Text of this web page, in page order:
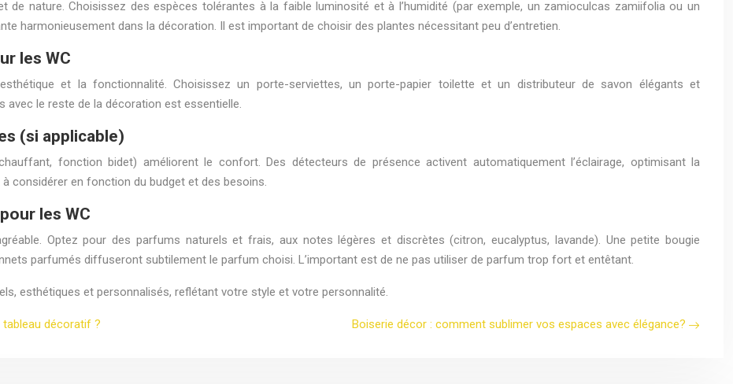
nature. Choisissez des espèces tolérantes à la faible luminosité et à l’humidité (par exemple, un zamioculcas zamiifolia ou un
harmonieusement dans la décoration. Il est important de choisir des plantes nécessitant peu d’entretien.
les WC
et la fonctionnalité. Choisissez un porte-serviettes, un porte-papier toilette et un distributeur de savon élégants et
avec le reste de la décoration est essentielle.
(si applicable)
fonction bidet) améliorent le confort. Des détecteurs de présence activent automatiquement l’éclairage, optimisant la
considérer en fonction du budget et des besoins.
les WC
Optez pour des parfums naturels et frais, aux notes légères et discrètes (citron, eucalyptus, lavande). Une petite bougie
parfumés diffuseront subtilement le parfum choisi. L’important est de ne pas utiliser de parfum trop fort et entêtant.
esthétiques et personnalisés, reflétant votre style et votre personnalité.
décoratif ? Boiserie décor : comment sublimer vos espaces avec élégance?